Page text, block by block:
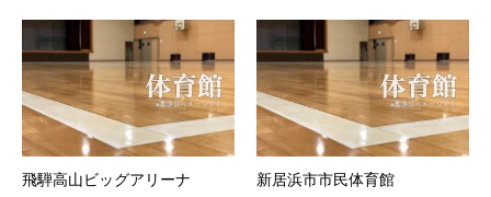
飛騨高山ビッグアリーナ 新居浜市市民体育館